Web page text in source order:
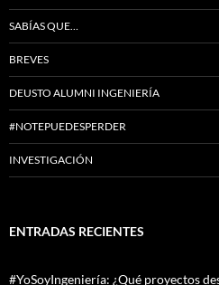
SABÍAS QUE…
BREVES
DEUSTO ALUMNI INGENIERÍA
#NOTEPUEDESPERDER
INVESTIGACIÓN
ENTRADAS RECIENTES
#YoSoyIngeniería: ¿Qué proyectos